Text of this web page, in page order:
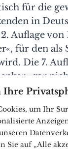
Ihre
um Ihr
Sie auf „Alle
für die
in
Auflage
für den
Die 7.
gar